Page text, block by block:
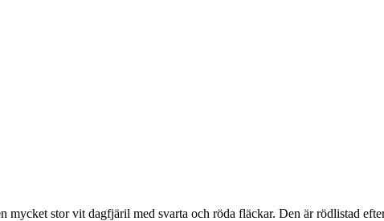
stor vit dagfjäril med svarta och röda fläckar. Den är rödlistad